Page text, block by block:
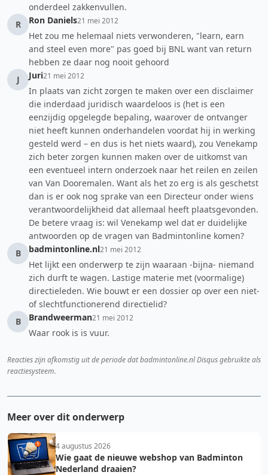
onderdeel zakkenvullen.
R
Ron Daniels21 mei 2012
Het zou me helemaal niets verwonderen, "learn, earn
and steel even more" pas goed bij BNL want van return
hebben ze daar nog nooit gehoord
J
Juri21 mei 2012
In plaats van zicht zorgen te maken over een disclaimer
die inderdaad juridisch waardeloos is (het is een
eenzijdig opgelegde bepaling, waarover de ontvanger
niet heeft kunnen onderhandelen voordat hij in werking
gesteld werd – en dus is het niets waard), zou Venekamp
zich beter zorgen kunnen maken over de uitkomst van
een eventueel intern onderzoek naar het reilen en zeilen
van Van Dooremalen. Want als het zo erg is als geschetst
dan is er ook nog sprake van een Directeur onder wiens
verantwoordelijkheid dat allemaal heeft plaatsgevonden.
De betere vraag is: wil Venekamp wel dat er duidelijke
antwoorden op de vragen van Badmintonline komen?
B
badmintonline.nl21 mei 2012
Het lijkt een onderwerp te zijn waaraan -bijna- niemand
zich durft te wagen. Lastige materie met (voormalige)
directieleden. Wie bouwt er een dossier op over een niet-
of slechtfunctionerend directielid?
B
Brandweerman21 mei 2012
Waar rook is is vuur.
Reacties zijn afkomstig uit de periode dat badmintonline.nl Disqus gebruikte als
reactiesysteem.
Meer over dit onderwerp
4 augustus 2026
Wie gaat de nieuwe webshop van Badminton
Nederland draaien?